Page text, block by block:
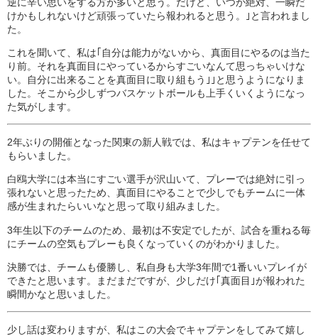
けかもしれないけど頑張っていたら報われると思う。｣と言われまし
た。
これを聞いて、私は｢自分は能力がないから、真面目にやるのは当た
り前。それを真面目にやっているからすごいなんて思っちゃいけな
い。自分に出来ることを真面目に取り組もう｣｣と思うようになりま
した。そこから少しずつバスケットボールも上手くいくようになっ
た気がします。
2年ぶりの開催となった関東の新人戦では、私はキャプテンを任せて
もらいました。
白鴎大学には本当にすごい選手が沢山いて、プレーでは絶対に引っ
張れないと思ったため、真面目にやることで少しでもチームに一体
感が生まれたらいいなと思って取り組みました。
3年生以下のチームのため、最初は不安定でしたが、試合を重ねる毎
にチームの空気もプレーも良くなっていくのがわかりました。
決勝では、チームも優勝し、私自身も大学3年間で1番いいプレイが
できたと思います。まだまだですが、少しだけ｢真面目｣が報われた
瞬間かなと思いました。
少し話は変わりますが、私はこの大会でキャプテンをしてみて嬉し